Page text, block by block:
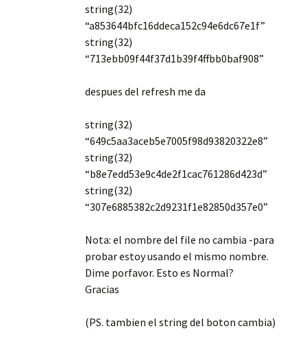
string(32)
“a853644bfc16ddeca152c94e6dc67e1f”
string(32)
“713ebb09f44f37d1b39f4ffbb0baf908”
despues del refresh me da
string(32)
“649c5aa3aceb5e7005f98d93820322e8”
string(32)
“b8e7edd53e9c4de2f1cac761286d423d”
string(32)
“307e6885382c2d9231f1e82850d357e0”
Nota: el nombre del file no cambia -para
probar estoy usando el mismo nombre.
Dime porfavor. Esto es Normal?
Gracias
(PS. tambien el string del boton cambia)